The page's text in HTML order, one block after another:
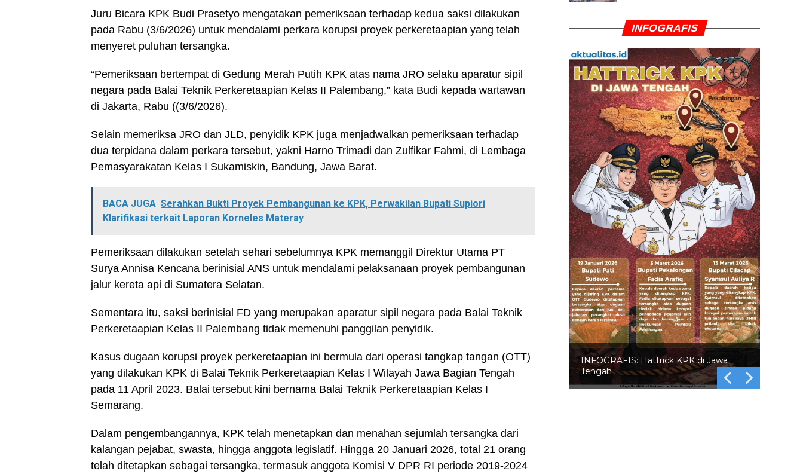
Juru Bicara KPK Budi Prasetyo mengatakan pemeriksaan terhadap kedua saksi dilakukan
pada Rabu (3/6/2026) untuk mendalami perkara korupsi proyek perkeretaapian yang telah
menyeret puluhan tersangka.
“Pemeriksaan bertempat di Gedung Merah Putih KPK atas nama JRO selaku aparatur sipil
negara pada Balai Teknik Perkeretaapian Kelas II Palembang,” kata Budi kepada wartawan
di Jakarta, Rabu ((3/6/2026).
Selain memeriksa JRO dan JLD, penyidik KPK juga menjadwalkan pemeriksaan terhadap
dua terpidana dalam perkara tersebut, yakni Harno Trimadi dan Zulfikar Fahmi, di Lembaga
Pemasyarakatan Kelas I Sukamiskin, Bandung, Jawa Barat.
BACA JUGA Serahkan Bukti Proyek Pembangunan ke KPK, Perwakilan Bupati Supiori
Klarifikasi terkait Laporan Korneles Materay
Pemeriksaan dilakukan setelah sehari sebelumnya KPK memanggil Direktur Utama PT
Surya Annisa Kencana berinisial ANS untuk mendalami pelaksanaan proyek pembangunan
jalur kereta api di Sumatera Selatan.
Sementara itu, saksi berinisial FD yang merupakan aparatur sipil negara pada Balai Teknik
Perkeretaapian Kelas II Palembang tidak memenuhi panggilan penyidik.
Kasus dugaan korupsi proyek perkeretaapian ini bermula dari operasi tangkap tangan (OTT)
yang dilakukan KPK di Balai Teknik Perkeretaapian Kelas I Wilayah Jawa Bagian Tengah
pada 11 April 2023. Balai tersebut kini bernama Balai Teknik Perkeretaapian Kelas I
Semarang.
Dalam pengembangannya, KPK telah menetapkan dan menahan sejumlah tersangka dari
kalangan pejabat, swasta, hingga anggota legislatif. Hingga 20 Januari 2026, total 21 orang
telah ditetapkan sebagai tersangka, termasuk anggota Komisi V DPR RI periode 2019-2024
INFOGRAFIS
INFOGRAFIS: 5 Anggota DPR
Dinonaktifkan